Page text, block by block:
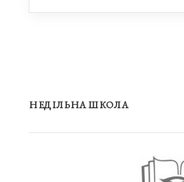
НЕДІЛЬНА ШКОЛА